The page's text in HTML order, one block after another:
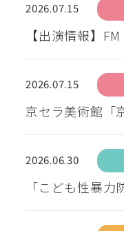
2026.07.15
【出演情報】
2026.07.15
京セラ美術館「
2026.06.30
「こども性暴